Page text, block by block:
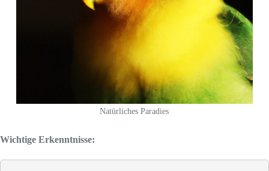
Natürliches Paradies
Wichtige Erkenntnisse: